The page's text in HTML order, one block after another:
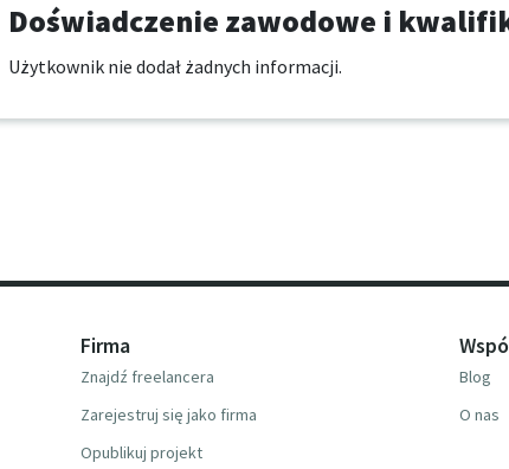
Doświadczenie zawodowe i
Użytkownik nie dodał żadnych informacji.
Firma
Znajdź freelancera
Zarejestruj się jako firma
Opublikuj projekt
Blog
O nas